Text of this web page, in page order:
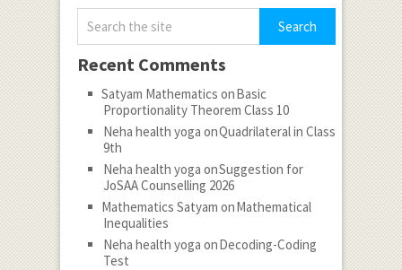
Recent Comments
Satyam Mathematics onBasic
Proportionality Theorem Class 10
Neha health yoga onQuadrilateral in Class
9th
Neha health yoga onSuggestion for
JoSAA Counselling 2026
Mathematics Satyam onMathematical
Inequalities
Neha health yoga onDecoding-Coding
Test